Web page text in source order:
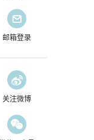
邮箱登录
关注微博